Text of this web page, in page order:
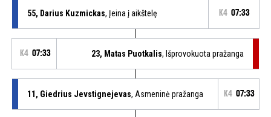
55, Darius Kuzmickas, Įeina į aikštelę K4 07:33
K4 07:33 23, Matas Puotkalis, Išprovokuota pražanga
11, Giedrius Jevstignejevas, Asmeninė pražanga K4 07:33